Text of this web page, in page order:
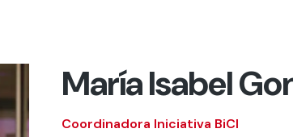
María Isabel
Coordinadora Iniciativa BiCI